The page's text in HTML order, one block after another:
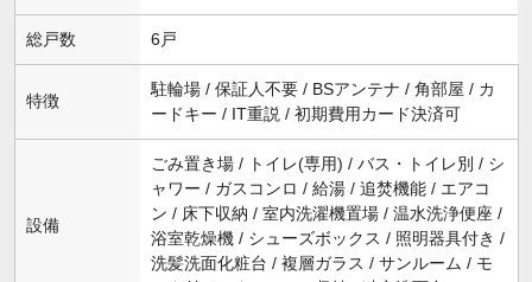
総戸数 6戸
特徴
駐輪場 / 保証人不要 / BSアンテナ / 角部屋 / カ
ードキー / IT重説 / 初期費用カード決済可
設備
ごみ置き場 / トイレ(専用) / バス・トイレ別 / シ
ャワー / ガスコンロ / 給湯 / 追焚機能 / エアコ
ン / 床下収納 / 室内洗濯機置場 / 温水洗浄便座 /
浴室乾燥機 / シューズボックス / 照明器具付き /
洗髪洗面化粧台 / 複層ガラス / サンルーム / モ